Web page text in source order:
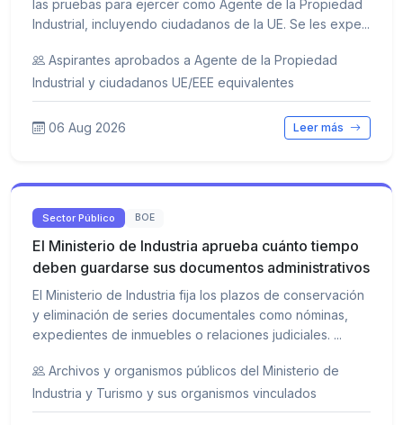
las pruebas para ejercer como Agente de la Propiedad
Industrial, incluyendo ciudadanos de la UE. Se les expe...
Aspirantes aprobados a Agente de la Propiedad
Industrial y ciudadanos UE/EEE equivalentes
06 Aug 2026 Leer más
Sector Público BOE
El Ministerio de Industria aprueba cuánto tiempo
deben guardarse sus documentos administrativos
El Ministerio de Industria fija los plazos de conservación
y eliminación de series documentales como nóminas,
expedientes de inmuebles o relaciones judiciales. ...
Archivos y organismos públicos del Ministerio de
Industria y Turismo y sus organismos vinculados